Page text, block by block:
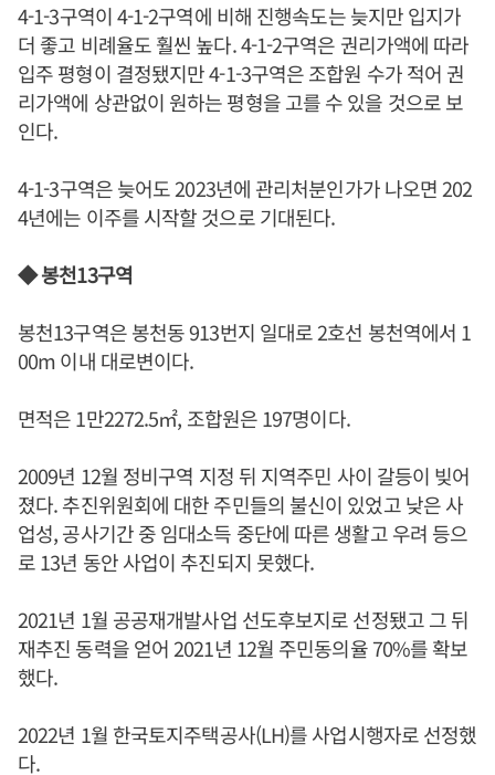
4-1-3구역이 4-1-2구역에 비해 진행속도는 늦지만 입지가
더 좋고 비례율도 훨씬 높다. 4-1-2구역은 권리가액에 따라
입주 평형이 결정됐지만 4-1-3구역은 조합원 수가 적어 권
리가액에 상관없이 원하는 평형을 고를 수 있을 것으로 보
인다.
4-1-3구역은 늦어도 2023년에 관리처분인가가 나오면 202
4년에는 이주를 시작할 것으로 기대된다.
◆ 봉천13구역
봉천13구역은 봉천동 913번지 일대로 2호선 봉천역에서 1
00m 이내 대로변이다.
면적은 1만2272.5㎡, 조합원은 197명이다.
2009년 12월 정비구역 지정 뒤 지역주민 사이 갈등이 빚어
졌다. 추진위원회에 대한 주민들의 불신이 있었고 낮은 사
업성, 공사기간 중 임대소득 중단에 따른 생활고 우려 등으
로 13년 동안 사업이 추진되지 못했다.
2021년 1월 공공재개발사업 선도후보지로 선정됐고 그 뒤
재추진 동력을 얻어 2021년 12월 주민동의율 70%를 확보
했다.
2022년 1월 한국토지주택공사(LH)를 사업시행자로 선정했
다.